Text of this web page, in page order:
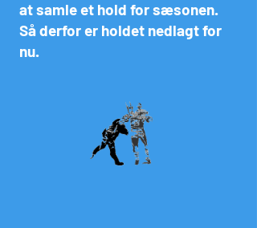
at samle et hold for sæsonen.
Så derfor er holdet nedlagt for
nu.